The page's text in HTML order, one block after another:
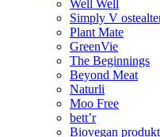
Well Well
Simply V
Plant Mate
GreenVie
The Beginnings
Beyond Meat
Naturli
Moo Free
bett’r
Biovegan